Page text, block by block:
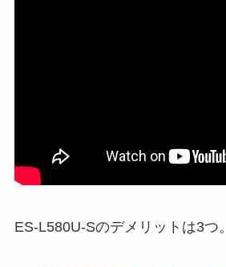
ES-L580U-Sのデメリットは3つ。